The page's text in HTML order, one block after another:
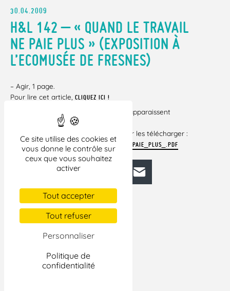
Ce site utilise des cookies et
vous donne le contrôle sur
ceux que vous souhaitez
activer
Tout accepter
Tout refuser
Personnaliser
Politique de
confidentialité
30.04.2009
H&L 142 – « QUAND LE TRAVAIL
NE PAIE PLUS » (EXPOSITION À
L’ECOMUSÉE DE FRESNES)
– Agir, 1 page.
Pour lire cet article, CLIQUEZ ICI !
Si certains liens vers des documents apparaissent
brisés dans cet
article, veuillez cliquer ci-dessous pour les télécharger :
H_L142_AGIR_1._QUAND_LE_TRAVAIL_NE_PAIE_PLUS_.PDF
FacebookBlueskyMastodonLinkedIn